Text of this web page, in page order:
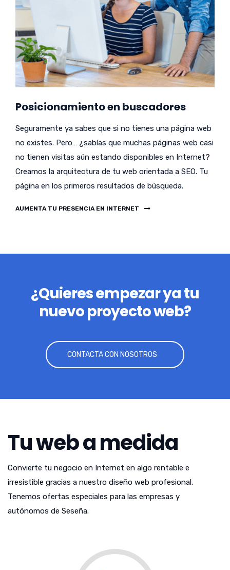
Posicionamiento en buscadores
Seguramente ya sabes que si no tienes una página web
no existes. Pero… ¿sabías que muchas páginas web casi
no tienen visitas aún estando disponibles en Internet?
Creamos la arquitectura de tu web orientada a SEO. Tu
página en los primeros resultados de búsqueda.
AUMENTA TU PRESENCIA EN INTERNET
¿Quieres empezar ya tu
nuevo proyecto web?
CONTACTA CON NOSOTROS
Tu web a medida
Convierte tu negocio en Internet en algo rentable e
irresistible gracias a nuestro diseño web profesional.
Tenemos ofertas especiales para las empresas y
autónomos de Seseña.